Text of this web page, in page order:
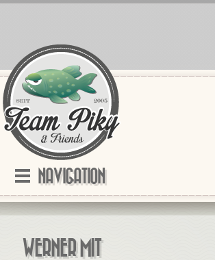
NAVIGATION
WERNER MIT